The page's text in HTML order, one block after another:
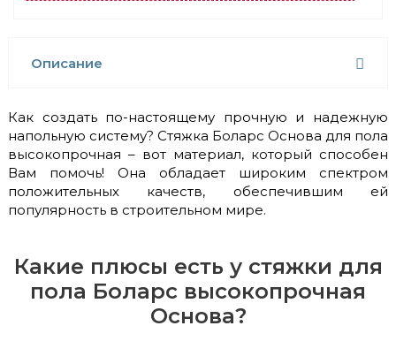
Описание
Как создать по-настоящему прочную и надежную
напольную систему? Стяжка Боларс Основа для пола
высокопрочная – вот материал, который способен
Вам помочь! Она обладает широким спектром
положительных качеств, обеспечившим ей
популярность в строительном мире.
Какие плюсы есть у стяжки для
пола Боларс высокопрочная
Основа?